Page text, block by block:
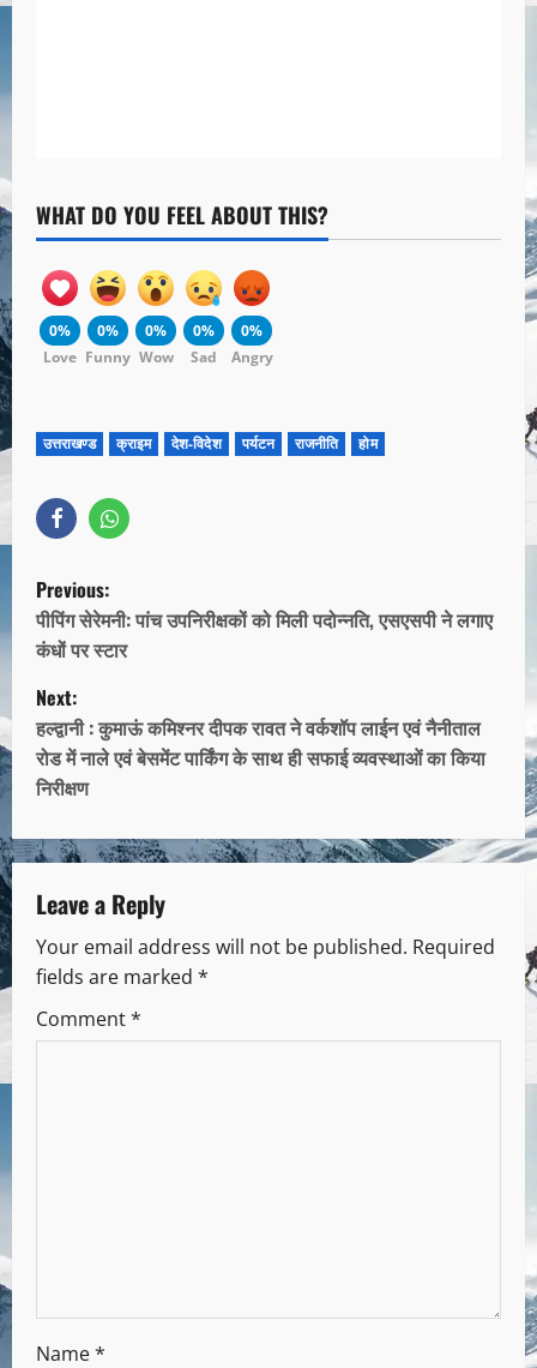
WHAT DO YOU FEEL ABOUT THIS?
0%
Love
0%
Funny
0%
Wow
0%
Sad
0%
Angry
उत्तराखण्ड क्राइम देश-विदेश पर्यटन राजनीति होम
Previous:
पीपिंग सेरेमनी: पांच उपनिरीक्षकों को मिली पदोन्नति, एसएसपी ने लगाए
कंधों पर स्टार
Next:
हल्द्वानी : कुमाऊं कमिश्नर दीपक रावत ने वर्कशॉप लाईन एवं नैनीताल
रोड में नाले एवं बेसमेंट पार्किंग के साथ ही सफाई व्यवस्थाओं का किया
निरीक्षण
Leave a Reply
Your email address will not be published. Required
fields are marked *
Comment*
Name*